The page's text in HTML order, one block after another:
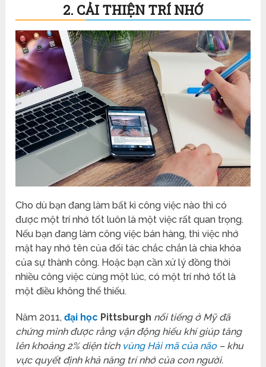
2. CẢI THIỆN TRÍ NHỚ
Cho dù bạn đang làm bất kì công việc nào thì có
được một trí nhớ tốt luôn là một việc rất quan trọng.
Nếu bạn đang làm công việc bán hàng, thì việc nhớ
mặt hay nhớ tên của đối tác chắc chắn là chìa khóa
của sự thành công. Hoặc bạn cần xử lý đồng thời
nhiều công việc cùng một lúc, có một trí nhớ tốt là
một điều không thể thiếu.
Năm 2011,đại học Pittsburgh nổi tiếng ở Mỹ đã
chứng minh được rằng vận động hiếu khí giúp tăng
lên khoảng 2% diện tích vùng Hải mã của não– khu
vực quyết định khả năng trí nhớ của con người.